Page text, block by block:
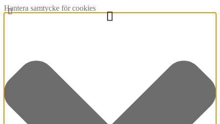
Hantera samtycke för cookies